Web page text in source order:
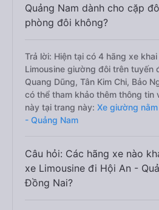
Quảng Nam dành cho cặp
phòng đôi không?
Trả lời: Hiện tại có 4 hãng xe
Limousine giường đôi trên tuyến
Quang Dũng, Tân Kim Chi, Bảo
có thể tham khảo thêm thông tin
này tại trang này: Xe giường
- Quảng Nam
Câu hỏi: Các hãng xe nào
xe Limousine đi Hội An -
Đồng Nai?